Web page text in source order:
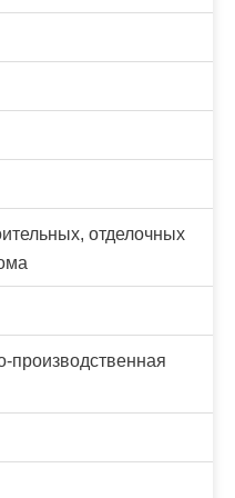
отделочных
производственная